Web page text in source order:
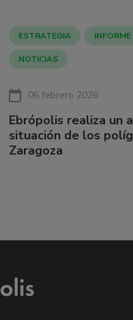
ESTRATEGIA
NOTICIAS
06 febrero 2026
Ebrópolis realiza un
situación de los
Zaragoza